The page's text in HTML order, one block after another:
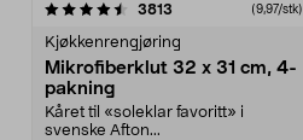
3813 anmeldelser(9,97/stk)
Kjøkkenrengjøring
Mikrofiberklut 32 x 31 cm, 4-
pakning
Kåret til «soleklar favoritt» i
svenske Afton...
4.5av 5 stjerner